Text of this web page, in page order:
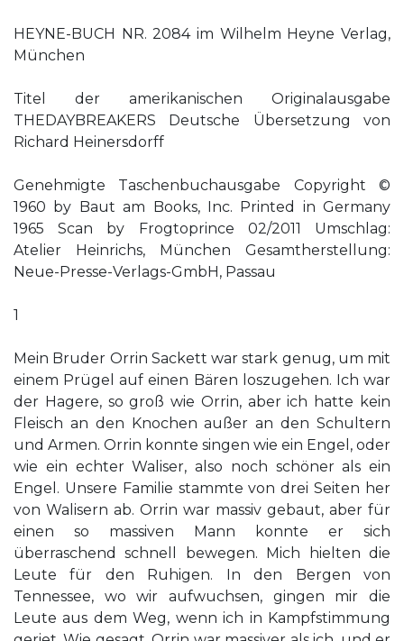
HEYNE-BUCH NR. 2084 im Wilhelm Heyne Verlag,
München
Titel der amerikanischen Originalausgabe
THEDAYBREAKERS Deutsche Übersetzung von
Richard Heinersdorff
Genehmigte Taschenbuchausgabe Copyright ©
1960 by Baut am Books, Inc. Printed in Germany
1965 Scan by Frogtoprince 02/2011 Umschlag:
Atelier Heinrichs, München Gesamtherstellung:
Neue-Presse-Verlags-GmbH, Passau
1
Mein Bruder Orrin Sackett war stark genug, um mit
einem Prügel auf einen Bären loszugehen. Ich war
der Hagere, so groß wie Orrin, aber ich hatte kein
Fleisch an den Knochen außer an den Schultern
und Armen. Orrin konnte singen wie ein Engel, oder
wie ein echter Waliser, also noch schöner als ein
Engel. Unsere Familie stammte von drei Seiten her
von Walisern ab. Orrin war massiv gebaut, aber für
einen so massiven Mann konnte er sich
überraschend schnell bewegen. Mich hielten die
Leute für den Ruhigen. In den Bergen von
Tennessee, wo wir aufwuchsen, gingen mir die
Leute aus dem Weg, wenn ich in Kampfstimmung